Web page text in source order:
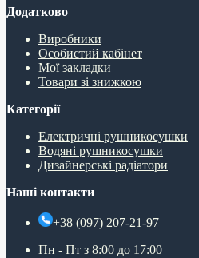
Додатково
Виробники
Особистий кабінет
Мої закладки
Товари зі знижкою
Категорії
Електричні рушникосушки
Водяні рушникосушки
Дизайнерські радіатори
Наші контакти
+38 (097) 207-21-97
Пн - Пт з 8:00 до 17:00